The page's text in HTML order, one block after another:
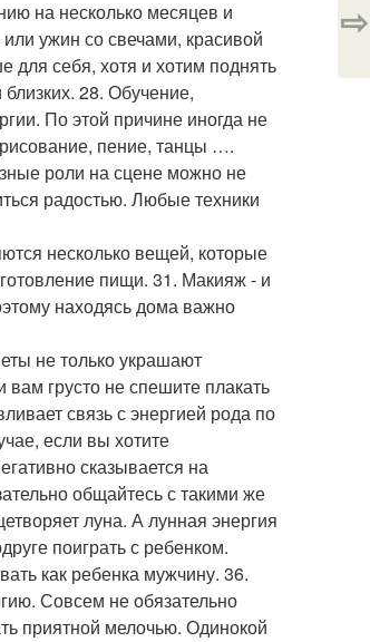
на несколько месяцев и
ужин со свечами, красивой
себя, хотя и хотим поднять
28. Обучение,
По этой причине иногда не
рисование, пение, танцы ….
роли на сцене можно не
радостью. Любые техники
несколько вещей, которые
пищи. 31. Макияж - и
находясь дома важно
не только украшают
грусто не спешите плакать
связь с энергией рода по
если вы хотите
сказывается на
общайтесь с такими же
луна. А лунная энергия
поиграть с ребенком.
как ребенка мужчину. 36.
Совсем не обязательно
приятной мелочью. Одинокой
⇨